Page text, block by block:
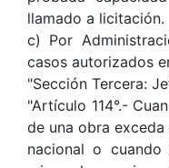
llamado a licitación.
c) Por
casos autorizados
"Sección Tercera:
"Artículo 114°.-
de una obra
nacional o